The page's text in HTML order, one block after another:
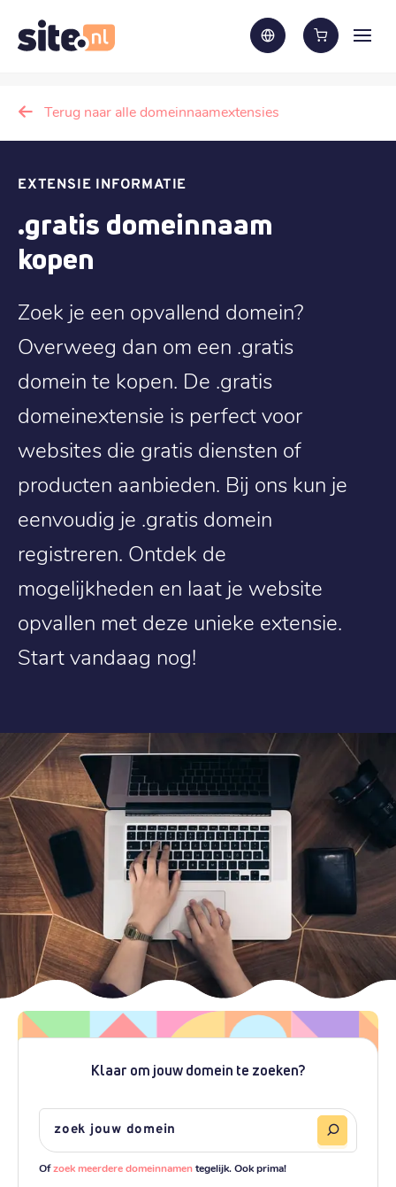
Terug naar alle domeinnaamextensies
EXTENSIE INFORMATIE
.gratis domeinnaam
kopen
Zoek je een opvallend domein?
Overweeg dan om een .gratis
domein te kopen. De .gratis
domeinextensie is perfect voor
websites die gratis diensten of
producten aanbieden. Bij ons kun je
eenvoudig je .gratis domein
registreren. Ontdek de
mogelijkheden en laat je website
opvallen met deze unieke extensie.
Start vandaag nog!
Klaar om jouw domein te zoeken?
Ofzoek meerdere domeinnamentegelijk. Ook prima!